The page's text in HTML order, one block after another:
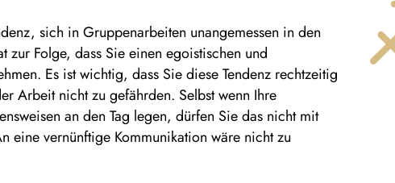
sich in Gruppenarbeiten unangemessen in den
zur Folge, dass Sie einen egoistischen und
Es ist wichtig, dass Sie diese Tendenz rechtzeitig
Arbeit nicht zu gefährden. Selbst wenn Ihre
an den Tag legen, dürfen Sie das nicht mit
eine vernünftige Kommunikation wäre nicht zu